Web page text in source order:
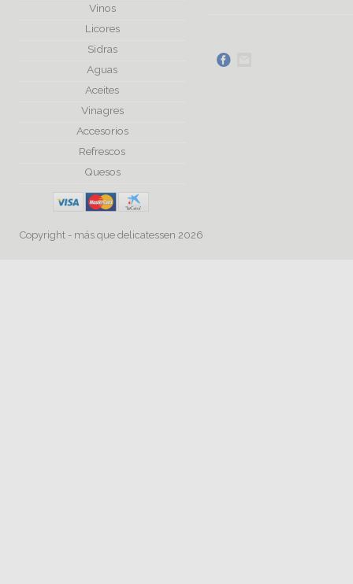
Vinos
Licores
Sidras
Aguas
Aceites
Vinagres
Accesorios
Refrescos
Quesos
Copyright - más que delicatessen 2026